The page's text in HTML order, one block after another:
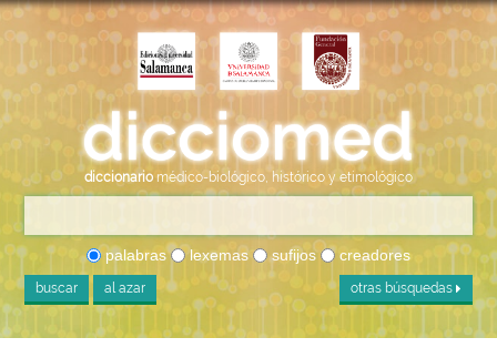
diccionario médico-biológico, histórico y etimológico
palabras lexemas sufijos creadores
buscar al azar otras búsquedas